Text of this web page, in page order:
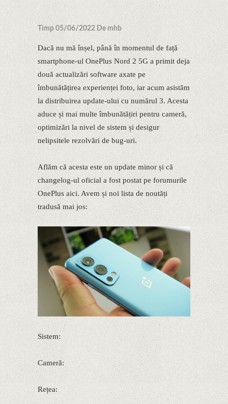
Timp 05/06/2022 De mhb
Dacă nu mă înșel, până în momentul de față
smartphone-ul OnePlus Nord 2 5G a primit deja
două actualizări software axate pe
îmbunătățirea experienței foto, iar acum asistăm
la distribuirea update-ului cu numărul 3. Acesta
aduce și mai multe îmbunătățiri pentru cameră,
optimizări la nivel de sistem și desigur
nelipsitele rezolvări de bug-uri.
Aflăm că acesta este un update minor și că
changelog-ul oficial a fost postat pe forumurile
OnePlus aici. Avem și noi lista de noutăți
tradusă mai jos:
Sistem:
Cameră:
Rețea: